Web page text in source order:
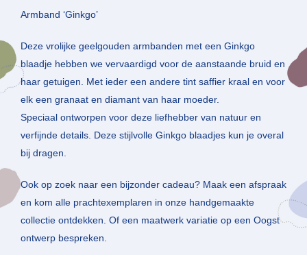
Armband ‘Ginkgo’
Deze vrolijke geelgouden armbanden met een Ginkgo
blaadje hebben we vervaardigd voor de aanstaande bruid en
haar getuigen. Met ieder een andere tint saffier kraal en voor
elk een granaat en diamant van haar moeder.
Speciaal ontworpen voor deze liefhebber van natuur en
verfijnde details. Deze stijlvolle Ginkgo blaadjes kun je overal
bij dragen.
Ook op zoek naar een bijzonder cadeau? Maak een afspraak
en kom alle prachtexemplaren in onze handgemaakte
collectie ontdekken. Of een maatwerk variatie op een Oogst
ontwerp bespreken.